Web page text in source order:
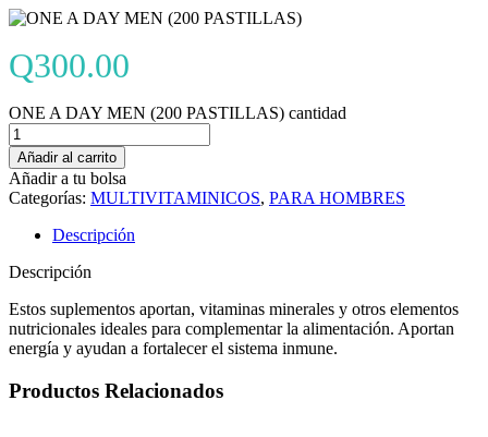
Q300.00
ONE A DAY MEN (200 PASTILLAS) cantidad
Añadir al carrito
Añadir a tu bolsa
Categorías: MULTIVITAMINICOS, PARA HOMBRES
Descripción
Descripción
Estos suplementos aportan, vitaminas minerales y otros elementos
nutricionales ideales para complementar la alimentación. Aportan
energía y ayudan a fortalecer el sistema inmune.
Productos Relacionados